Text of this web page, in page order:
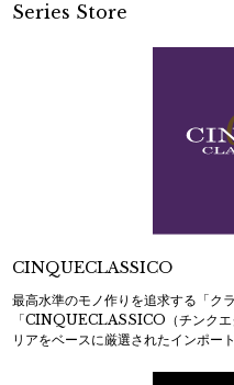
Series Store
CINQUECLASSICO
最高水準のモノ作りを追求する「ク
「CINQUECLASSICO（チンクエ
リアをベースに厳選されたインポー